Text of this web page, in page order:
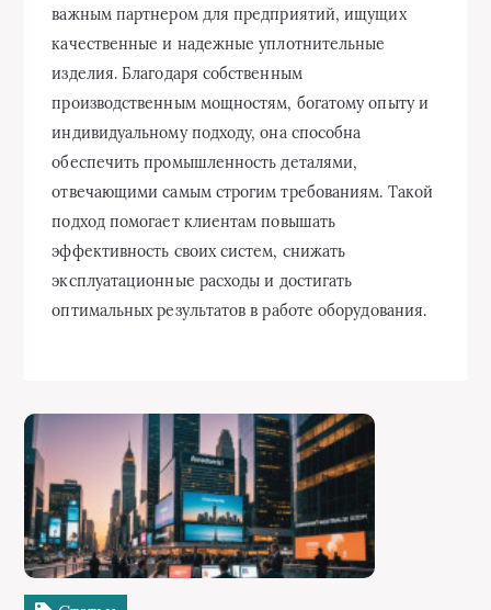
важным партнером для предприятий, ищущих
качественные и надежные уплотнительные
изделия. Благодаря собственным
производственным мощностям, богатому опыту и
индивидуальному подходу, она способна
обеспечить промышленность деталями,
отвечающими самым строгим требованиям. Такой
подход помогает клиентам повышать
эффективность своих систем, снижать
эксплуатационные расходы и достигать
оптимальных результатов в работе оборудования.